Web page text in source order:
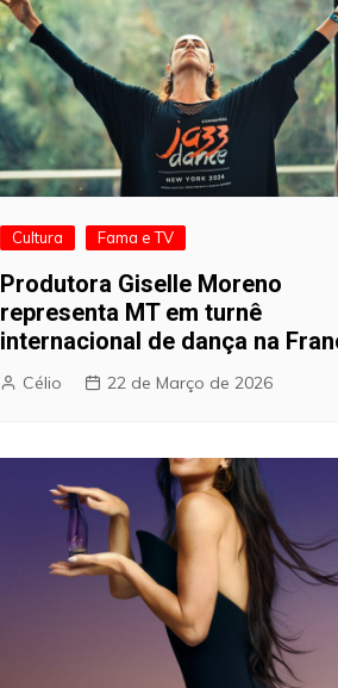
Cultura Fama e TV
Produtora Giselle Moreno
representa MT em turnê
internacional de dança na
Célio 22 de Março de 2026